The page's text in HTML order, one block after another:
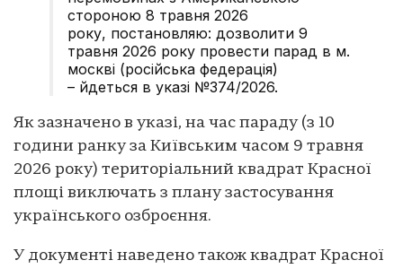
стороною 8 травня 2026
року, постановляю: дозволити 9
травня 2026 року провести парад в м.
москві (російська федерація)
– йдеться в указі №374/2026.
Як зазначено в указі, на час параду (з 10
години ранку за Київським часом 9 травня
2026 року) територіальний квадрат Красної
площі виключать з плану застосування
українського озброєння.
У документі наведено також квадрат Красної